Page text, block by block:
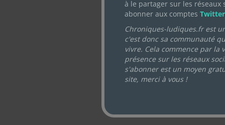
à le partager sur les réseaux
abonner aux comptes Twitter
Chroniques-ludiques.fr est
c'est donc sa communauté
vivre. Cela commence par la
présence sur les réseaux
s'abonner est un moyen
site, merci à vous !